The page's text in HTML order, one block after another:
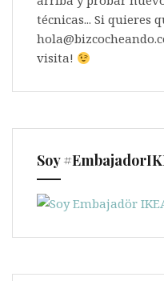
técnicas... Si quieres
visita!
Soy